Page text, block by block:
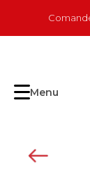
content
Menu